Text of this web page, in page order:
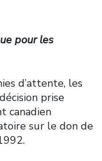
pour les
d’attente, les
prise
canadien
sur le don de